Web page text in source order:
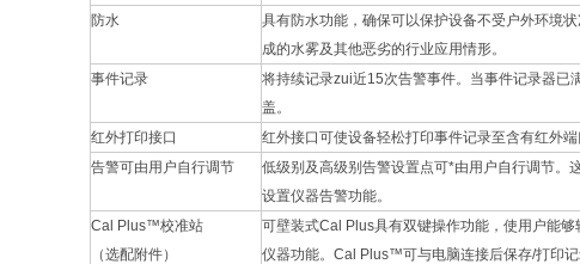
防水
具有防水功能，确保可以保护设备不受户外环境
成的水雾及其他恶劣的行业应用情形。
事件记录
将持续记录zui近15次告警事件。当事件记录器已
盖。
红外打印接口
红外接口可使设备轻松打印事件记录至含有红外端
告警可由用户自行调节
低级别及高级别告警设置点可*由用户自行调节。
设置仪器告警功能。
Cal Plus™校准站
（选配附件）
可壁装式Cal Plus具有双键操作功能，使用户能
仪器功能。Cal Plus™可与电脑连接后保存/打印